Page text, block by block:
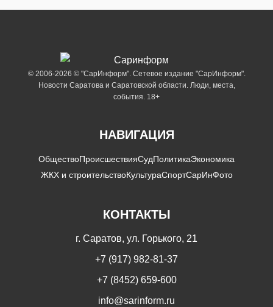
© 2006-2026 © "СарИнформ". Сетевое издание "СарИнформ".
Новости Саратова и Саратовской области. Люди, места,
события. 18+
НАВИГАЦИЯ
ОбществоПроисшествияСудПолитикаЭкономика
ЖКХ и строительствоКультураСпортСарИнФото
КОНТАКТЫ
г. Саратов, ул. Горького, 21
+7 (917) 982-81-37
+7 (8452) 659-600
info@sarinform.ru